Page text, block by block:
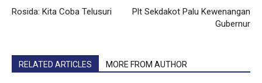
Rosida: Kita Coba Telusuri
Plt Sekdakot Palu Kewenangan
Gubernur
RELATED ARTICLES MORE FROM AUTHOR